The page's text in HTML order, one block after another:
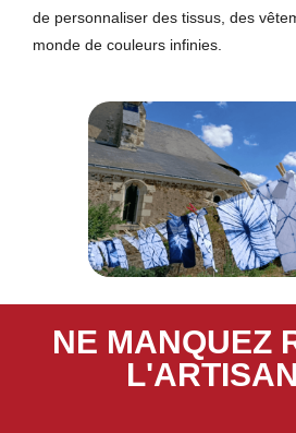
de personnaliser des tissus, des
monde de couleurs infinies.
NE MANQUEZ